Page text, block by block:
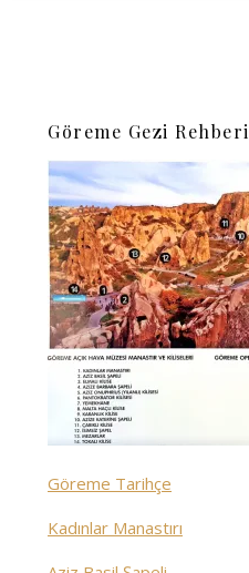
Göreme Gezi Rehberi
Göreme Tarihçe
Kadınlar Manastırı